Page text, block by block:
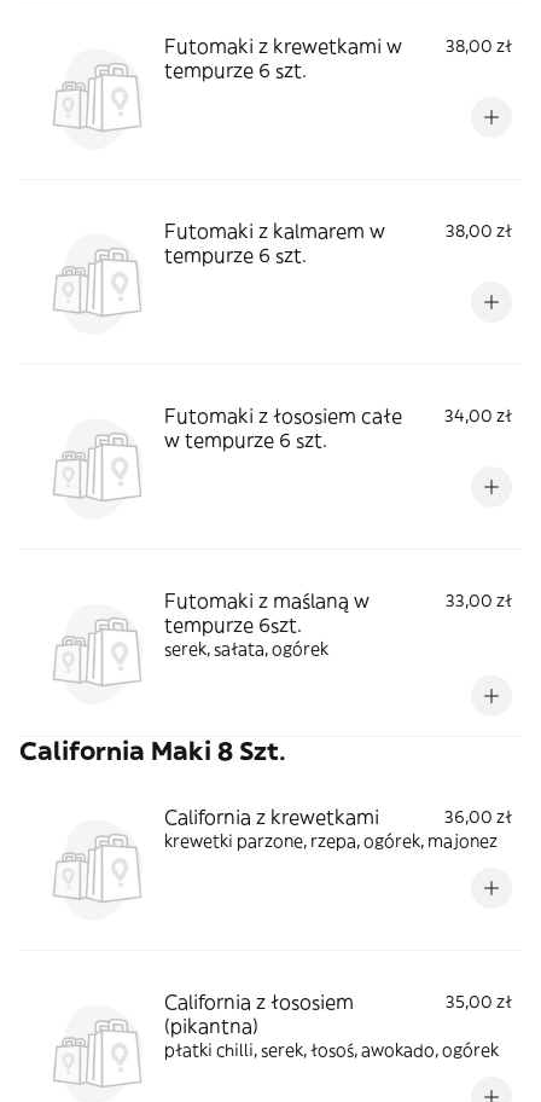
Futomaki z krewetkami w
tempurze 6 szt.
38,00 zł
Futomaki z kalmarem w
tempurze 6 szt.
38,00 zł
Futomaki z łososiem całe
w tempurze 6 szt.
34,00 zł
Futomaki z maślaną w
tempurze 6szt.
33,00 zł
serek, sałata, ogórek
California Maki 8 Szt.
California z krewetkami
36,00 zł
krewetki parzone, rzepa, ogórek, majonez
California z łososiem
(pikantna)
35,00 zł
płatki chilli, serek, łosoś, awokado, ogórek